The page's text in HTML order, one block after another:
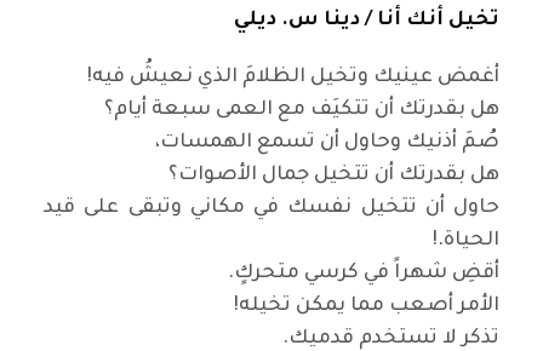
تخيل أنك أنا /دينا س. ديلي
أغمض عينيك وتخيل الظلامَ الذي نعيشُ فيه!
هل بقدرتك أن تتكيَف مع العمى سبعة أيام؟
صُمَ أذنيك وحاول أن تسمع الهمسات،
هل بقدرتك أن تتخيل جمال الأصوات؟
حاول أن تتخيل نفسك في مكاني وتبقى على قيد
الحياة!.
أقضِ شهراً في كرسي متحركٍ.
الأمر أصعب مما يمكن تخيله!
تذكر لا تستخدم قدميك.